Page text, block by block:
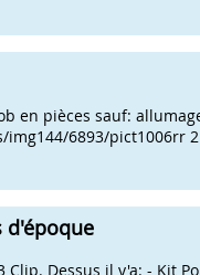
en pièces sauf:
6893/pict1006rr
d'époque
Dessus il y'a: - Kit